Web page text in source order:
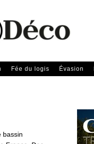
Fée du logis Évasion
bassin